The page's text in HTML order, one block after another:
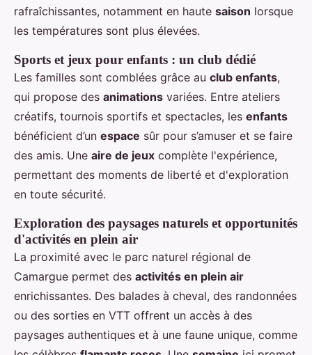
rafraîchissantes, notamment en haute saison lorsque
les températures sont plus élevées.
Sports et jeux pour enfants : un club dédié
Les familles sont comblées grâce au club enfants,
qui propose des animations variées. Entre ateliers
créatifs, tournois sportifs et spectacles, les enfants
bénéficient d’un espace sûr pour s’amuser et se faire
des amis. Une aire de jeux complète l'expérience,
permettant des moments de liberté et d'exploration
en toute sécurité.
Exploration des paysages naturels et opportunités
d'activités en plein air
La proximité avec le parc naturel régional de
Camargue permet des activités en plein air
enrichissantes. Des balades à cheval, des randonnées
ou des sorties en VTT offrent un accès à des
paysages authentiques et à une faune unique, comme